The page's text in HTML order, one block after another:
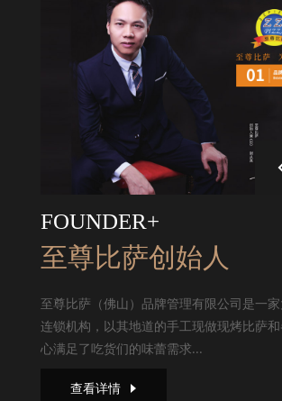
FOUNDER+
至尊比萨创始人
至尊比萨（佛山）品牌管理有限公司是一
连锁机构，以其地道的手工现做现烤比萨
心满足了吃货们的味蕾需求...
查看详情